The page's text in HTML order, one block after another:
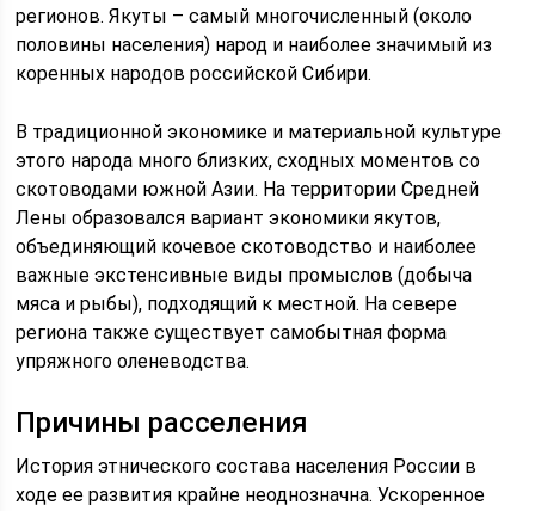
регионов. Якуты – самый многочисленный (около
половины населения) народ и наиболее значимый из
коренных народов российской Сибири.
В традиционной экономике и материальной культуре
этого народа много близких, сходных моментов со
скотоводами южной Азии. На территории Средней
Лены образовался вариант экономики якутов,
объединяющий кочевое скотоводство и наиболее
важные экстенсивные виды промыслов (добыча
мяса и рыбы), подходящий к местной. На севере
региона также существует самобытная форма
упряжного оленеводства.
Причины расселения
История этнического состава населения России в
ходе ее развития крайне неоднозначна. Ускоренное